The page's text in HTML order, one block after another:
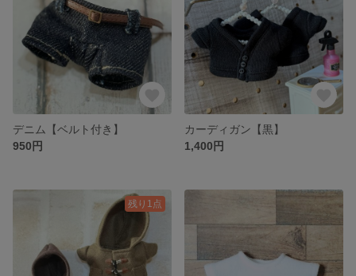
デニム【ベルト付き】
950円
カーディガン【黒】
1,400円
残り1点